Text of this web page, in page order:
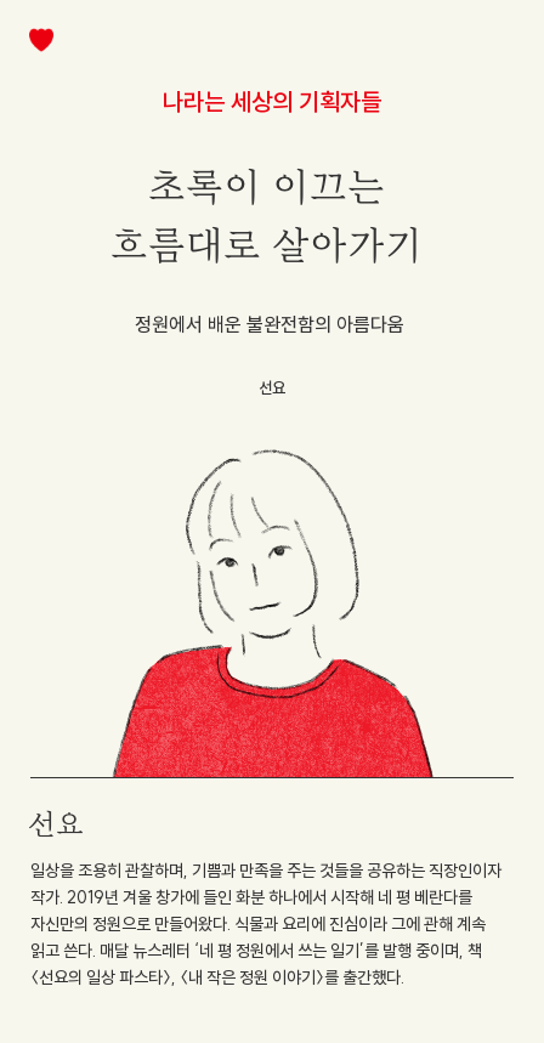
나라는 세상의 기획자들
초록이 이끄는
흐름대로 살아가기
정원에서 배운 불완전함의 아름다움
선요
선요
일상을 조용히 관찰하며, 기쁨과 만족을 주는 것들을 공유하는 직장인이자
작가. 2019년 겨울 창가에 들인 화분 하나에서 시작해 네 평 베란다를
자신만의 정원으로 만들어왔다. 식물과 요리에 진심이라 그에 관해 계속
읽고 쓴다. 매달 뉴스레터 ‘네 평 정원에서 쓰는 일기’를 발행 중이며, 책
〈선요의 일상 파스타〉, 〈내 작은 정원 이야기〉를 출간했다.